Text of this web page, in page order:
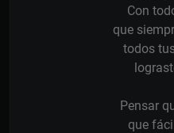
Con
que
todos
Pensar
que